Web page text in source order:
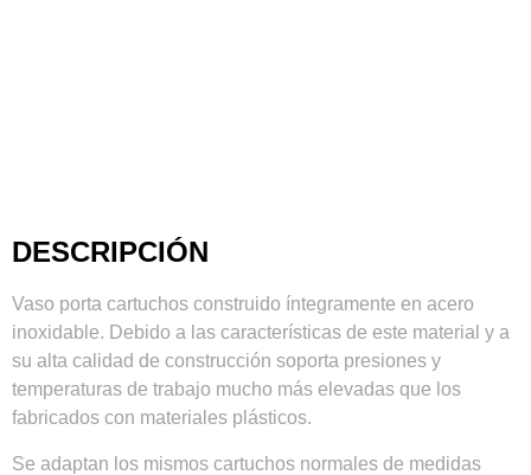
DESCRIPCIÓN
Vaso porta cartuchos construido íntegramente en acero
inoxidable. Debido a las características de este material y a
su alta calidad de construcción soporta presiones y
temperaturas de trabajo mucho más elevadas que los
fabricados con materiales plásticos.
Se adaptan los mismos cartuchos normales de medidas